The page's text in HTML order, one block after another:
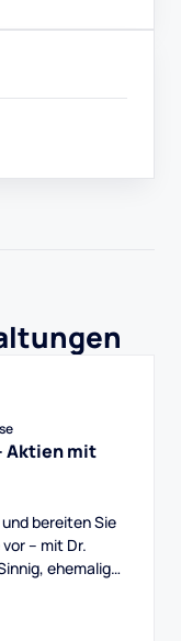
Aktien mit
bereiten Sie
– mit Dr.
ehemaliger
mit großem